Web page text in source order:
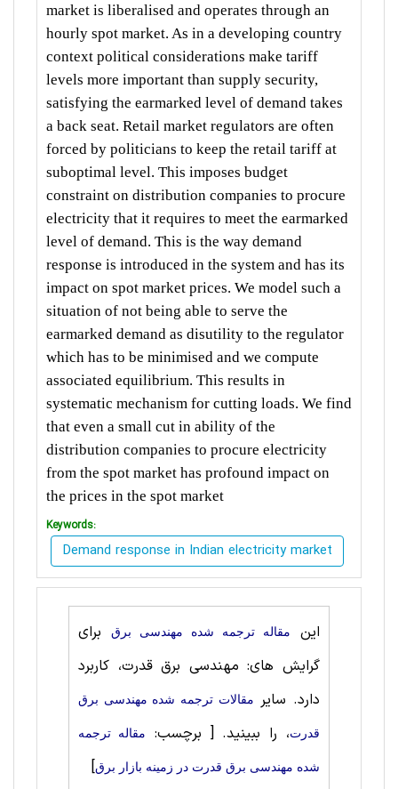
market is liberalised and operates through an
hourly spot market. As in a developing country
context political considerations make tariff
levels more important than supply security,
satisfying the earmarked level of demand takes
a back seat. Retail market regulators are often
forced by politicians to keep the retail tariff at
suboptimal level. This imposes budget
constraint on distribution companies to procure
electricity that it requires to meet the earmarked
level of demand. This is the way demand
response is introduced in the system and has its
impact on spot market prices. We model such a
situation of not being able to serve the
earmarked demand as disutility to the regulator
which has to be minimised and we compute
associated equilibrium. This results in
systematic mechanism for cutting loads. We find
that even a small cut in ability of the
distribution companies to procure electricity
from the spot market has profound impact on
the prices in the spot market
Keywords:
Demand response in Indian electricity market
این مقاله ترجمه شده مهندسی برق
برای
گرایش های: مهندسی برق قدرت، کاربرد
دارد. سایر مقالات ترجمه شده مهندسی برق
قدرت، را ببینید.[ برچسب: مقاله ترجمه
شده مهندسی برق قدرت در زمینه بازار برق]